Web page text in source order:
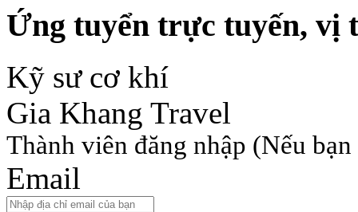
Ứng tuyển trực tuyến, vị
Kỹ sư cơ khí
Gia Khang Travel
Thành viên đăng nhập (Nếu
Email